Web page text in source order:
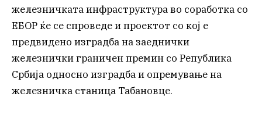
железничката инфраструктура во соработка со
ЕБОР ќе се спроведе и проектот со кој е
предвидено изградба на заеднички
железнички граничен премин со Република
Србија односно изградба и опремување на
железничка станица Табановце.